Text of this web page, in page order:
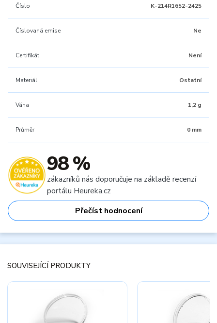
Číslo K-214R1652-2425
Číslovaná emise Ne
Certifikát Není
Materiál Ostatní
Váha 1,2 g
Průměr 0 mm
98 %
zákazníků nás doporučuje na základě recenzí
portálu Heureka.cz
Přečíst hodnocení
SOUVISEJÍCÍ PRODUKTY